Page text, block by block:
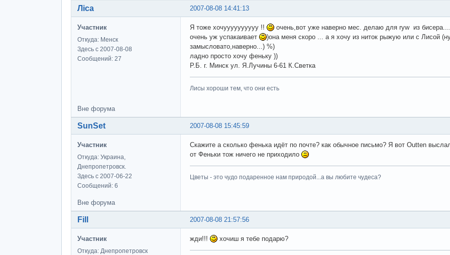
2007-08-08 14:41:13
Ліса
Участник
Откуда: Менск
Здесь с 2007-08-08
Сообщений: 27
Я тоже хочуууууууууу !!
очень,вот уже наверно мес. делаю для ryw из
очень уж успакаивает
)она меня скоро ... а я хочу из ниток рыжую или с Лисой
замысловато,наверно...) %)
ладно просто хочу феньку ))
Р.Б. г. Минск ул. Я.Лучины 6-61 К.Светка
Лисы хороши тем, что они есть
Вне форума
2007-08-08 15:45:59
SunSet
Участник
Откуда: Украина,
Днепропетровск.
Здесь с 2007-06-22
Сообщений: 6
Скажите а сколько фенька идёт по почте? как обычное письмо? Я вот Outten
от Феньки тож ничего не приходило
Цветы - это чудо подаренное нам природой...а вы любите чудеса?
Вне форума
2007-08-08 21:57:56
Fill
Участник
Откуда: Днепропетровск
жди!!! хочиш я тебе подарю?